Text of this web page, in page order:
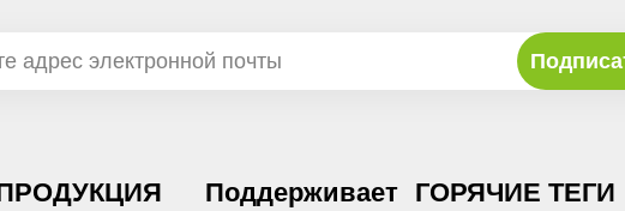
Поддерживает ГОРЯЧИЕ ТЕГИ